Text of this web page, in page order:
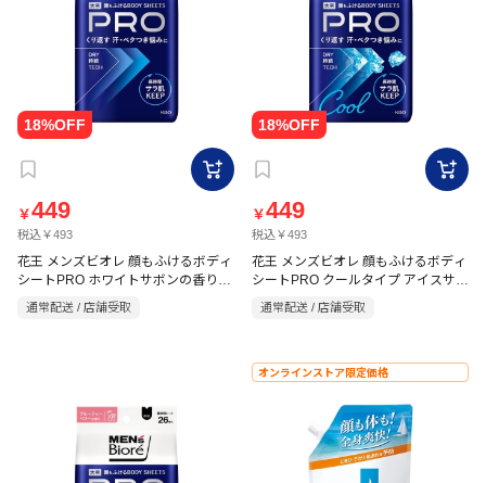
￥449
税込￥493
花王 メンズビオレ 顔もふけるボディ
シートPRO ホワイトサボンの香り
26枚
通常配送 / 店舗受取
￥449
税込￥493
花王 メンズビオレ 顔もふけるボディ
シートPRO クールタイプ アイスサボ
ンの香り 26枚
通常配送 / 店舗受取
オンラインストア限定価格